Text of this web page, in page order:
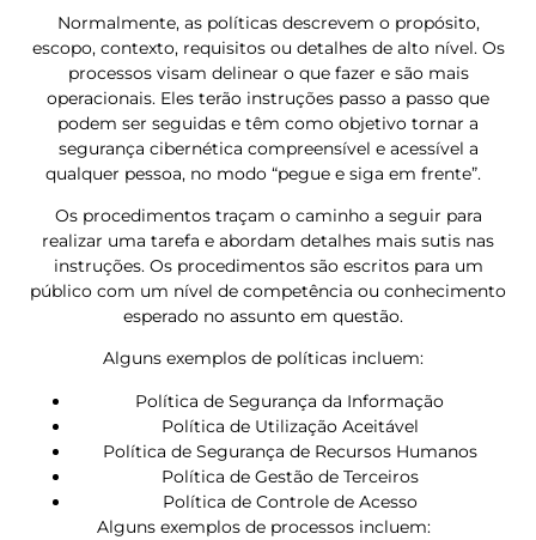
Normalmente, as políticas descrevem o propósito,
escopo, contexto, requisitos ou detalhes de alto nível. Os
processos visam delinear o que fazer e são mais
operacionais. Eles terão instruções passo a passo que
podem ser seguidas e têm como objetivo tornar a
segurança cibernética compreensível e acessível a
qualquer pessoa, no modo “pegue e siga em frente”.
Os procedimentos traçam o caminho a seguir para
realizar uma tarefa e abordam detalhes mais sutis nas
instruções. Os procedimentos são escritos para um
público com um nível de competência ou conhecimento
esperado no assunto em questão.
Alguns exemplos de políticas incluem:
Política de Segurança da Informação
Política de Utilização Aceitável
Política de Segurança de Recursos Humanos
Política de Gestão de Terceiros
Política de Controle de Acesso
Alguns exemplos de processos incluem: